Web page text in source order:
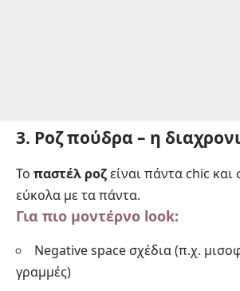
3. Ροζ πούδρα – η
Το παστέλ ροζείναι πάντα chic και
εύκολα με τα πάντα.
Για πιο μοντέρνο look:
Negative space σχέδια (π.χ.
γραμμές)